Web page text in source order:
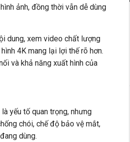
ảnh, đồng thời vẫn dễ dùng
dung, xem video chất lượng
4K mang lại lợi thế rõ hơn.
và khả năng xuất hình của
yếu tố quan trọng, nhưng
chói, chế độ bảo vệ mắt,
dùng.